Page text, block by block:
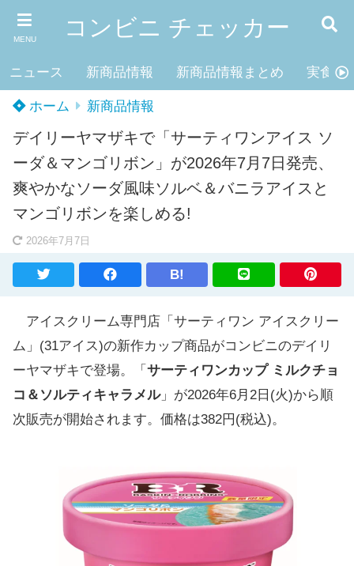
MENU コンビニ チェッカー
ニュース 新商品情報 新商品情報まとめ 実食レ
ホーム 新商品情報
デイリーヤマザキで「サーティワンアイス ソ
ーダ＆マンゴリボン」が2026年7月7日発売、
爽やかなソーダ風味ソルベ＆バニラアイスと
マンゴリボンを楽しめる!
2026年7月7日
B!
アイスクリーム専門店「サーティワン アイスクリー
ム」(31アイス)の新作カップ商品がコンビニのデイリ
ーヤマザキで登場。「 サーティワンカップ ミルクチョ
コ＆ソルティキャラメル」が2026年6月2日(火)から順
次販売が開始されます。価格は382円(税込)。